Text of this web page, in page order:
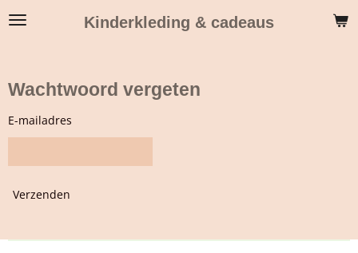
Ga
hoofdinhoud
Kinderkleding & cadeaus
Wachtwoord vergeten
E-mailadres
Verzenden